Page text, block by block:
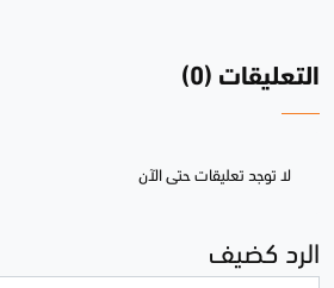
التعليقات (0)
لا توجد تعليقات حتى الآن
الرد كضيف